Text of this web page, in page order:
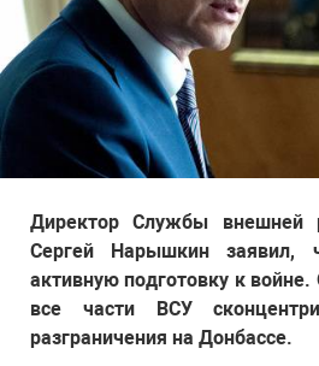
Директор Службы внешней
Сергей Нарышкин заявил,
активную подготовку к войне.
все части ВСУ
разграничения на Донбассе.